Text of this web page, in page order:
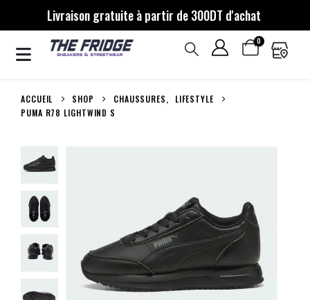
Livraison gratuite à partir de 300DT d'achat
0
ACCUEIL SHOP CHAUSSURES,
LIFESTYLE
PUMA R78 LIGHTWIND S